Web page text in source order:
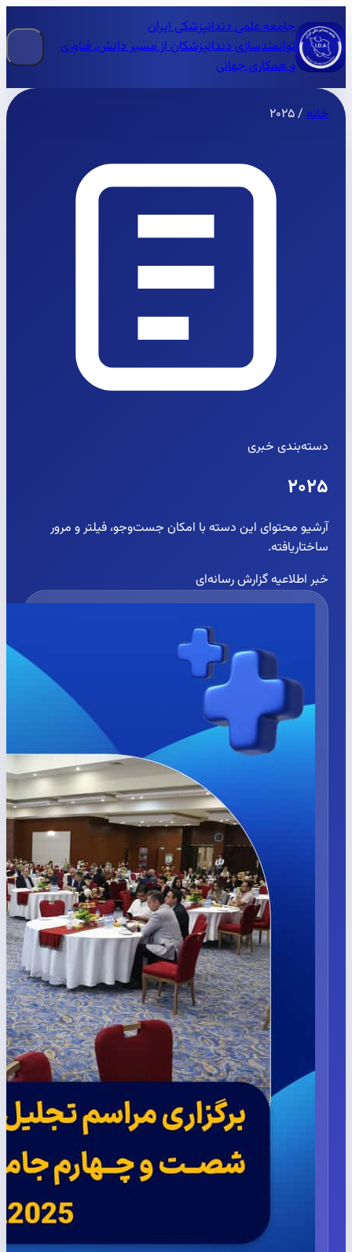
جامعه علمی دندانپزشکی ایران
توانمندسازی دندانپزشکان از مسیر دانش، فناوری
و همکاری جهانی
خانه /۲۰۲۵
دسته‌بندی خبری
۲۰۲۵
آرشیو محتوای این دسته با امکان جست‌وجو، فیلتر و مرور
ساختاریافته.
خبر اطلاعیهگزارش رسانه‌ای